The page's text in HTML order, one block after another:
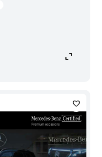
expand_content
favorite